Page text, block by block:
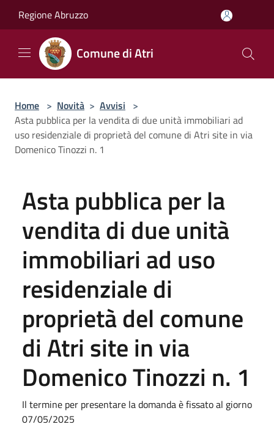
Regione Abruzzo
Comune di Atri
Home > Novità > Avvisi >
Asta pubblica per la vendita di due unità immobiliari ad
uso residenziale di proprietà del comune di Atri site in via
Domenico Tinozzi n. 1
Asta pubblica per la
vendita di due unità
immobiliari ad uso
residenziale di
proprietà del comune
di Atri site in via
Domenico Tinozzi n. 1
Il termine per presentare la domanda è fissato al giorno
07/05/2025